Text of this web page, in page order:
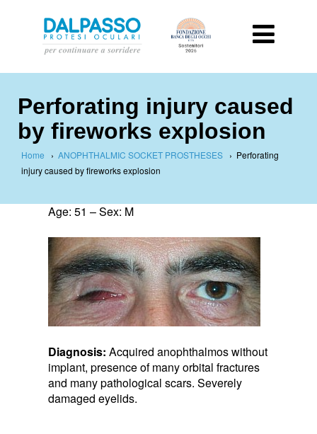
Perforating injury caused
by fireworks explosion
Home › ANOPHTHALMIC SOCKET PROSTHESES › Perforating
injury caused by fireworks explosion
Age: 51 – Sex: M
Diagnosis: Acquired anophthalmos without
implant, presence of many orbital fractures
and many pathological scars. Severely
damaged eyelids.